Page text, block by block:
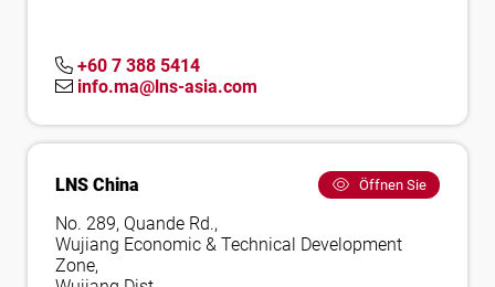
+60 7 388 5414
info.ma@lns-asia.com
LNS China Öffnen Sie
No. 289, Quande Rd.,
Wujiang Economic & Technical Development
Zone,